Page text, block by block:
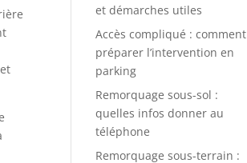
et démarches utiles
Accès compliqué : comment
préparer l’intervention en
parking
Remorquage sous-sol :
quelles infos donner au
téléphone
Remorquage sous-terrain :